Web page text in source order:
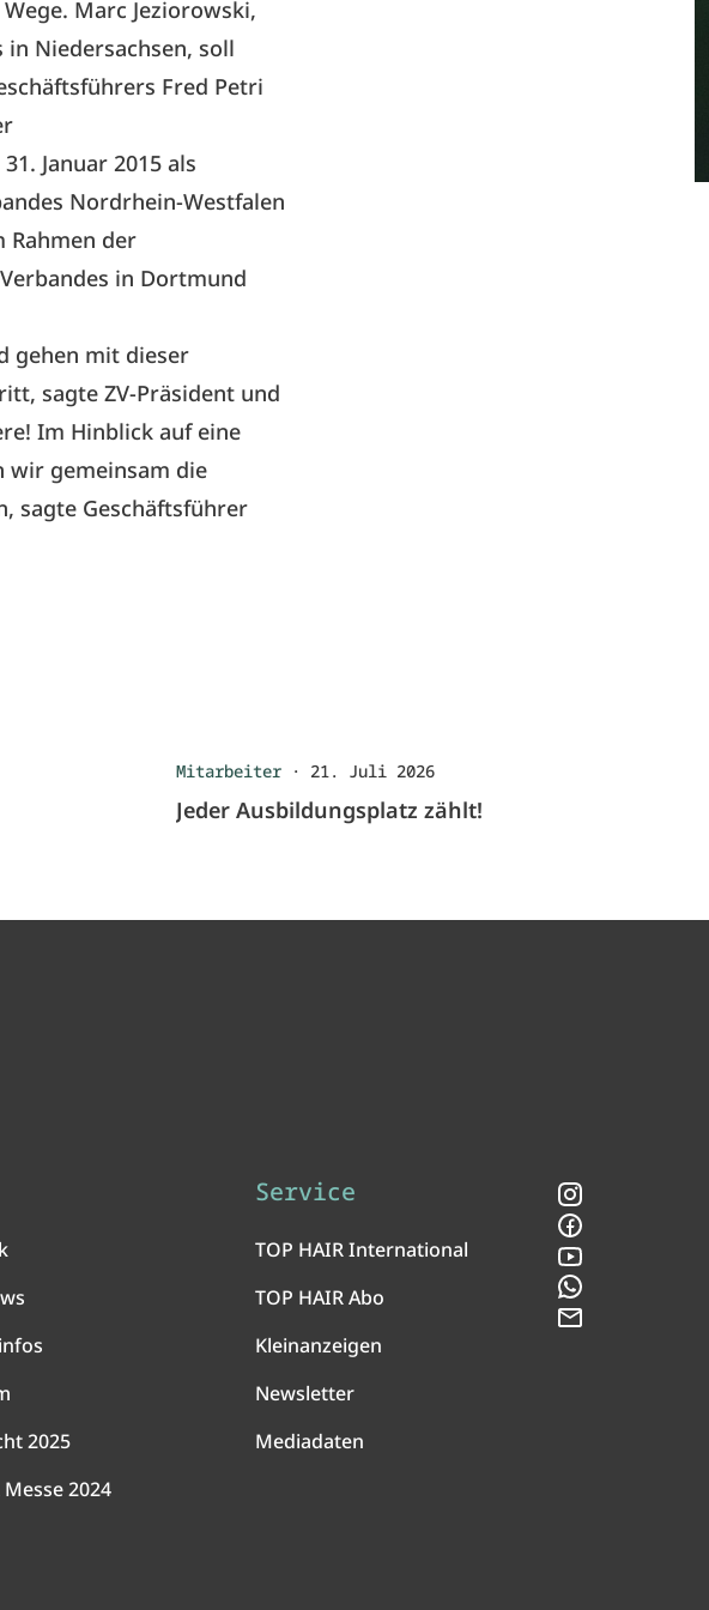
Marc Jeziorowski,
in Niedersachsen, soll
Fred Petri
Januar 2015 als
Nordrhein-Westfalen
Rahmen der
in Dortmund
gehen mit dieser
sagte ZV-Präsident und
Im Hinblick auf eine
wir gemeinsam die
sagte Geschäftsführer
Mitarbeiter· 21. Juli 2026
Jeder Ausbildungsplatz zählt!
2025
Messe 2024
Service
TOP HAIR International
TOP HAIR Abo
Kleinanzeigen
Newsletter
Mediadaten